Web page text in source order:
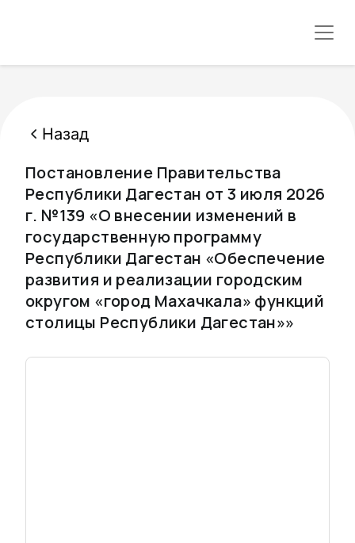
Назад
Постановление Правительства
Республики Дагестан от 3 июля 2026
г. №139 «О внесении изменений в
государственную программу
Республики Дагестан «Обеспечение
развития и реализации городским
округом «город Махачкала» функций
столицы Республики Дагестан»»